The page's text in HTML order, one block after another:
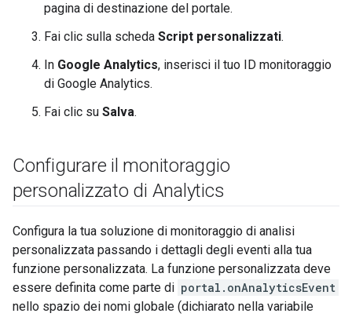
pagina di destinazione del portale.
Fai clic sulla scheda Script personalizzati.
In Google Analytics, inserisci il tuo ID monitoraggio
di Google Analytics.
Fai clic su Salva.
Configurare il monitoraggio
personalizzato di Analytics
Configura la tua soluzione di monitoraggio di analisi
personalizzata passando i dettagli degli eventi alla tua
funzione personalizzata. La funzione personalizzata deve
essere definita come parte di portal.onAnalyticsEvent
nello spazio dei nomi globale (dichiarato nella variabile